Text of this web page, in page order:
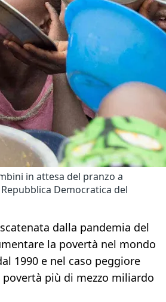
in attesa del pranzo a
Democratica del
dalla pandemia del
la povertà nel mondo
1990 e nel caso peggiore
più di mezzo miliardo